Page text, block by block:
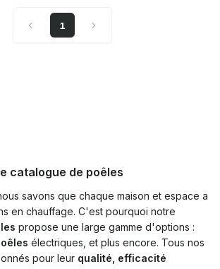
1
catalogue de poêles
savons que chaque maison et espace a
en chauffage. C'est pourquoi notre
propose une large gamme d'options :
électriques, et plus encore. Tous nos
pour leur qualité, efficacité